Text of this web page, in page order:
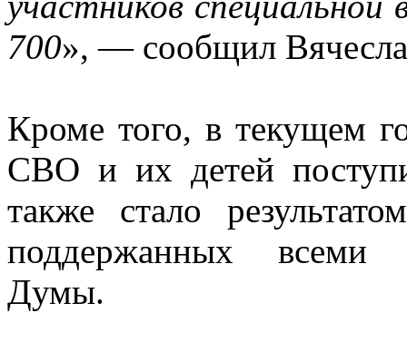
700», — сообщил
Кроме того, в текущем
СВО и их детей
также стало
поддержанных всеми
Думы.